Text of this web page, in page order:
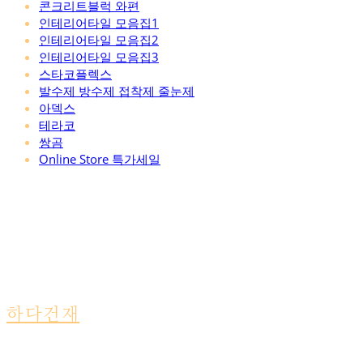
콘크리트블럭 와편
인테리어타일 모음집1
인테리어타일 모음집2
인테리어타일 모음집3
스타코플렉스
발수제 방수제 접착제 줄눈제
아덱스
테라코
쌍곰
Online Store 특가세일
하다건재